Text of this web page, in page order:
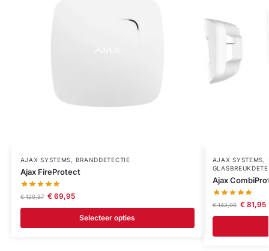
AJAX SYSTEMS, BRANDDETECTIE
Ajax FireProtect
€120,37 €69,95
Selecteer opties
AJAX SYSTEMS,
Ajax
€142,00 €81,95